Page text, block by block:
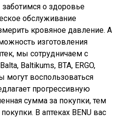
о здоровье
обслуживание
кровяное давление. А
изготовления
мы сотрудничаем с
Baltikums, BTA, ERGO,
могут воспользоваться
прогрессивную
сумма за покупки, тем
В аптеках BENU вас